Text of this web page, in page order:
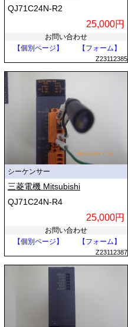
QJ71C24N-R2
25,000円
お問い合わせ
【個別ページ】
【フォーム】
Z23112385
シーケンサー
三菱電機 Mitsubishi
QJ71C24N-R4
25,000円
お問い合わせ
【個別ページ】
【フォーム】
Z23112387